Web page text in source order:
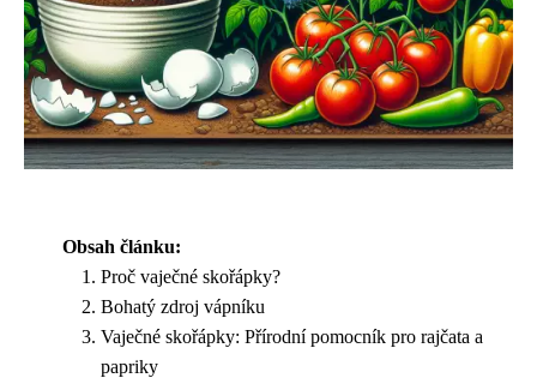
Obsah článku:
Proč vaječné skořápky?
Bohatý zdroj vápníku
Vaječné skořápky: Přírodní pomocník pro rajčata a
papriky